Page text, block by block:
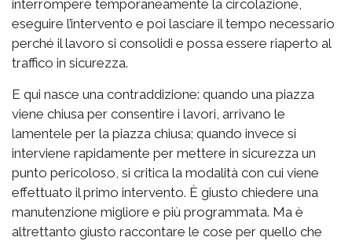
interrompere temporaneamente la circolazione,
eseguire l’intervento e poi lasciare il tempo necessario
perché il lavoro si consolidi e possa essere riaperto al
traffico in sicurezza.
E qui nasce una contraddizione: quando una piazza
viene chiusa per consentire i lavori, arrivano le
lamentele per la piazza chiusa; quando invece si
interviene rapidamente per mettere in sicurezza un
punto pericoloso, si critica la modalità con cui viene
effettuato il primo intervento. È giusto chiedere una
manutenzione migliore e più programmata. Ma è
altrettanto giusto raccontare le cose per quello che